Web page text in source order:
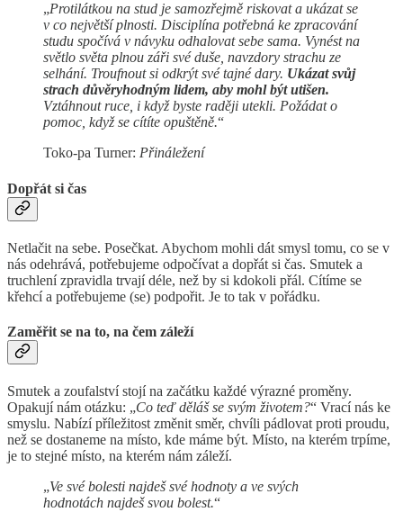
„Protilátkou na stud je samozřejmě riskovat a ukázat se
v co největší plnosti. Disciplína potřebná ke zpracování
studu spočívá v návyku odhalovat sebe sama. Vynést na
světlo světa plnou záři své duše, navzdory strachu ze
selhání. Troufnout si odkrýt své tajné dary. Ukázat svůj
strach důvěryhodným lidem, aby mohl být utišen.
Vztáhnout ruce, i když byste raději utekli. Požádat o
pomoc, když se cítíte opuštěně.“
Toko-pa Turner: Přináležení
Dopřát si čas
Netlačit na sebe. Posečkat. Abychom mohli dát smysl tomu, co se v
nás odehrává, potřebujeme odpočívat a dopřát si čas. Smutek a
truchlení zpravidla trvají déle, než by si kdokoli přál. Cítíme se
křehcí a potřebujeme (se) podpořit. Je to tak v pořádku.
Zaměřit se na to, na čem záleží
Smutek a zoufalství stojí na začátku každé výrazné proměny.
Opakují nám otázku: „Co teď děláš se svým životem?“ Vrací nás ke
smyslu. Nabízí příležitost změnit směr, chvíli pádlovat proti proudu,
než se dostaneme na místo, kde máme být. Místo, na kterém trpíme,
je to stejné místo, na kterém nám záleží.
„Ve své bolesti najdeš své hodnoty a ve svých
hodnotách najdeš svou bolest.“